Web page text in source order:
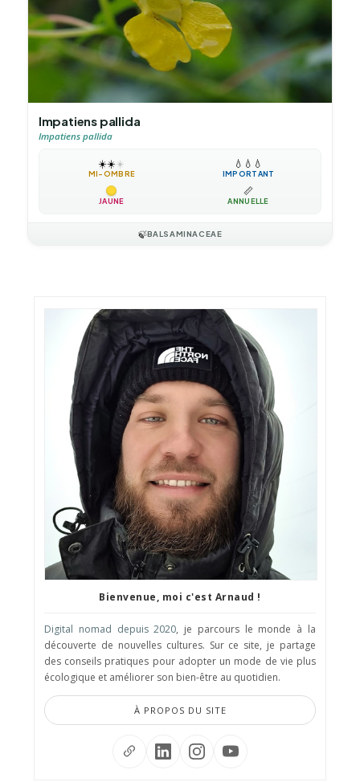
Impatiens pallida
Impatiens pallida
☀️☀️☀️
MI-OMBRE
💧 💧 💧
IMPORTANT
JAUNE
📏
ANNUELLE
🍃BALSAMINACEAE
Bienvenue, moi c'est Arnaud !
Digital nomad depuis 2020, je parcours le monde à la
découverte de nouvelles cultures. Sur ce site, je partage
des conseils pratiques pour adopter un mode de vie plus
écologique et améliorer son bien-être au quotidien.
À PROPOS DU SITE